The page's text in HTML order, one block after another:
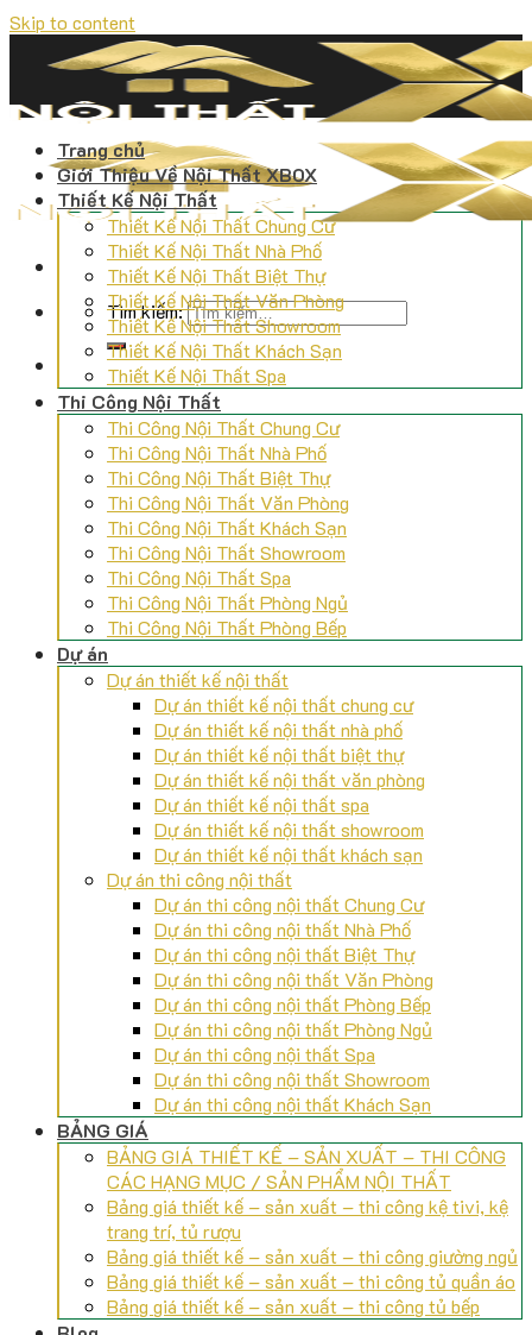
Skip to content
Tìm kiếm:
Trang chủ
Giới Thiệu Về Nội Thất XBOX
Thiết Kế Nội Thất
Thiết Kế Nội Thất Chung Cư
Thiết Kế Nội Thất Nhà Phố
Thiết Kế Nội Thất Biệt Thự
Thiết Kế Nội Thất Văn Phòng
Thiết Kế Nội Thất Showroom
Thiết Kế Nội Thất Khách Sạn
Thiết Kế Nội Thất Spa
Thi Công Nội Thất
Thi Công Nội Thất Chung Cư
Thi Công Nội Thất Nhà Phố
Thi Công Nội Thất Biệt Thự
Thi Công Nội Thất Văn Phòng
Thi Công Nội Thất Khách Sạn
Thi Công Nội Thất Showroom
Thi Công Nội Thất Spa
Thi Công Nội Thất Phòng Ngủ
Thi Công Nội Thất Phòng Bếp
Dự án
Dự án thiết kế nội thất
Dự án thiết kế nội thất chung cư
Dự án thiết kế nội thất nhà phố
Dự án thiết kế nội thất biệt thự
Dự án thiết kế nội thất văn phòng
Dự án thiết kế nội thất spa
Dự án thiết kế nội thất showroom
Dự án thiết kế nội thất khách sạn
Dự án thi công nội thất
Dự án thi công nội thất Chung Cư
Dự án thi công nội thất Nhà Phố
Dự án thi công nội thất Biệt Thự
Dự án thi công nội thất Văn Phòng
Dự án thi công nội thất Phòng Bếp
Dự án thi công nội thất Phòng Ngủ
Dự án thi công nội thất Spa
Dự án thi công nội thất Showroom
Dự án thi công nội thất Khách Sạn
BẢNG GIÁ
BẢNG GIÁ THIẾT KẾ – SẢN XUẤT – THI CÔNG
CÁC HẠNG MỤC / SẢN PHẨM NỘI THẤT
Bảng giá thiết kế – sản xuất – thi công kệ tivi, kệ
trang trí, tủ rượu
Bảng giá thiết kế – sản xuất – thi công giường ngủ
Bảng giá thiết kế – sản xuất – thi công tủ quần áo
Bảng giá thiết kế – sản xuất – thi công tủ bếp